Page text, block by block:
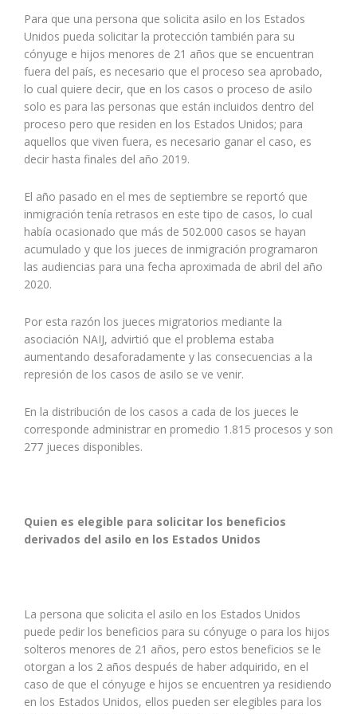
Para que una persona que solicita asilo en los Estados
Unidos pueda solicitar la protección también para su
cónyuge e hijos menores de 21 años que se encuentran
fuera del país, es necesario que el proceso sea aprobado,
lo cual quiere decir, que en los casos o proceso de asilo
solo es para las personas que están incluidos dentro del
proceso pero que residen en los Estados Unidos; para
aquellos que viven fuera, es necesario ganar el caso, es
decir hasta finales del año 2019.
El año pasado en el mes de septiembre se reportó que
inmigración tenía retrasos en este tipo de casos, lo cual
había ocasionado que más de 502.000 casos se hayan
acumulado y que los jueces de inmigración programaron
las audiencias para una fecha aproximada de abril del año
2020.
Por esta razón los jueces migratorios mediante la
asociación NAIJ, advirtió que el problema estaba
aumentando desaforadamente y las consecuencias a la
represión de los casos de asilo se ve venir.
En la distribución de los casos a cada de los jueces le
corresponde administrar en promedio 1.815 procesos y son
277 jueces disponibles.
Quien es elegible para solicitar los beneficios
derivados del asilo en los Estados Unidos
La persona que solicita el asilo en los Estados Unidos
puede pedir los beneficios para su cónyuge o para los hijos
solteros menores de 21 años, pero estos beneficios se le
otorgan a los 2 años después de haber adquirido, en el
caso de que el cónyuge e hijos se encuentren ya residiendo
en los Estados Unidos, ellos pueden ser elegibles para los